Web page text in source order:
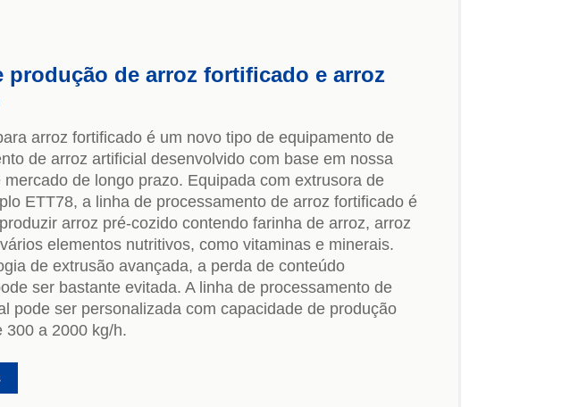
produção de arroz fortificado e arroz
arroz fortificado é um novo tipo de equipamento de
de arroz artificial desenvolvido com base em nossa
mercado de longo prazo. Equipada com extrusora de
ETT78, a linha de processamento de arroz fortificado é
arroz pré-cozido contendo farinha de arroz, arroz
elementos nutritivos, como vitaminas e minerais.
de extrusão avançada, a perda de conteúdo
ser bastante evitada. A linha de processamento de
pode ser personalizada com capacidade de produção
300 a 2000 kg/h.